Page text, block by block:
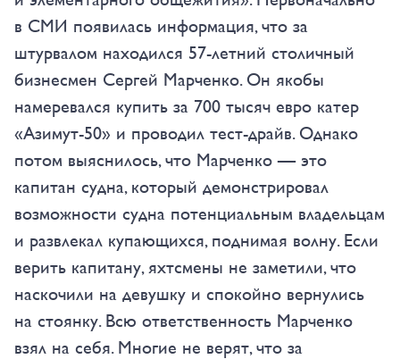
в СМИ появилась информация, что за
штурвалом находился 57-летний столичный
бизнесмен Сергей Марченко. Он якобы
намеревался купить за 700 тысяч евро катер
«Азимут-50» и проводил тест-драйв. Однако
потом выяснилось, что Марченко — это
капитан судна, который демонстрировал
возможности судна потенциальным владельцам
и развлекал купающихся, поднимая волну. Если
верить капитану, яхтсмены не заметили, что
наскочили на девушку и спокойно вернулись
на стоянку. Всю ответственность Марченко
взял на себя. Многие не верят, что за